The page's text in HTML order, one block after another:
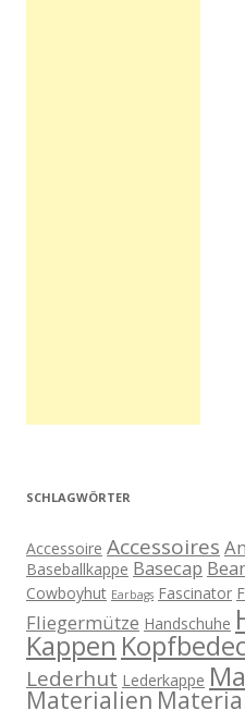
SCHLAGWÖRTER
Accessoire Accessoires
Baseballkappe Basecap
Cowboyhut Earbags Fascinator
Fliegermütze Handschuhe
Kappen
Lederhut Lederkappe
Materialien